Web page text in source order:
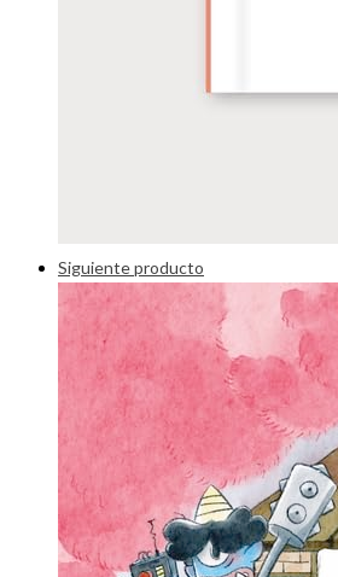
Siguiente producto